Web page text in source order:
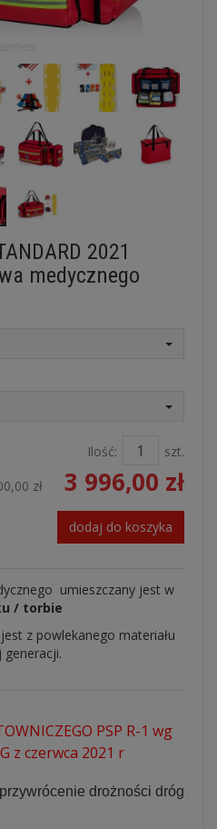
2021
medycznego
Ilość:
szt.
zł 3 996,00 zł
dodaj do koszyka
umieszczany jest w
/ torbie
z powlekanego materiału
generacji.
PSP R-1 wg
z czerwca 2021 r
drożności dróg